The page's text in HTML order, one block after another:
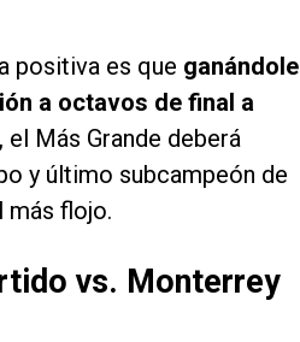
positiva es que ganándole
a octavos de final a
Más Grande deberá
y último subcampeón de
más flojo.
vs. Monterrey